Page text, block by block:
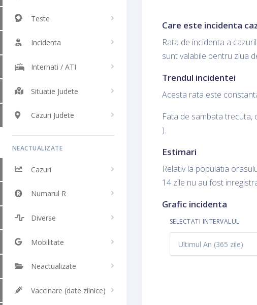
Teste
Incidenta
Internati / ATI
Situatie Judete
Cazuri Judete
NEACTUALIZATE
Cazuri
Numarul R
Diverse
Mobilitate
Neactualizate
Vaccinare (date zilnice)
Care este incidenta
Rata de incidenta a
sunt valabile pentru ziua
Trendul incidentei
Acesta rata este
Fata de sambata trecuta,
).
Estimari
Relativ la populatia
14 zile nu au fost
Grafic incidenta
SELECTATI INTERVALUL